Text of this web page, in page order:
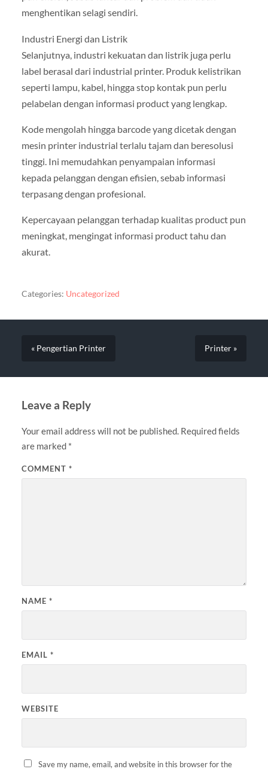
menghentikan selagi sendiri.
Industri Energi dan Listrik
Selanjutnya, industri kekuatan dan listrik juga perlu
label berasal dari industrial printer. Produk kelistrikan
seperti lampu, kabel, hingga stop kontak pun perlu
pelabelan dengan informasi product yang lengkap.
Kode mengolah hingga barcode yang dicetak dengan
mesin printer industrial terlalu tajam dan beresolusi
tinggi. Ini memudahkan penyampaian informasi
kepada pelanggan dengan efisien, sebab informasi
terpasang dengan profesional.
Kepercayaan pelanggan terhadap kualitas product pun
meningkat, mengingat informasi product tahu dan
akurat.
Categories: Uncategorized
« Pengertian Printer Printer »
Leave a Reply
Your email address will not be published. Required fields
are marked *
COMMENT *
NAME *
EMAIL *
WEBSITE
Save my name, email, and website in this browser for the